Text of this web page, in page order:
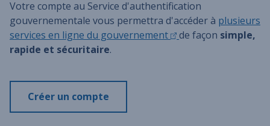
Votre compte au Service d'authentification
gouvernementale vous permettra d'accéder à plusieurs
services en ligne du gouvernement
de façon simple,
rapide et sécuritaire.
Créer un compte